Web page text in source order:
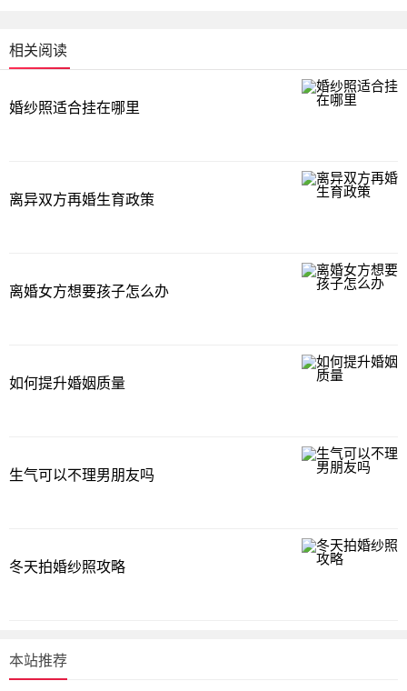
相关阅读
婚纱照适合挂在哪里
离异双方再婚生育政策
离婚女方想要孩子怎么办
如何提升婚姻质量
生气可以不理男朋友吗
冬天拍婚纱照攻略
本站推荐